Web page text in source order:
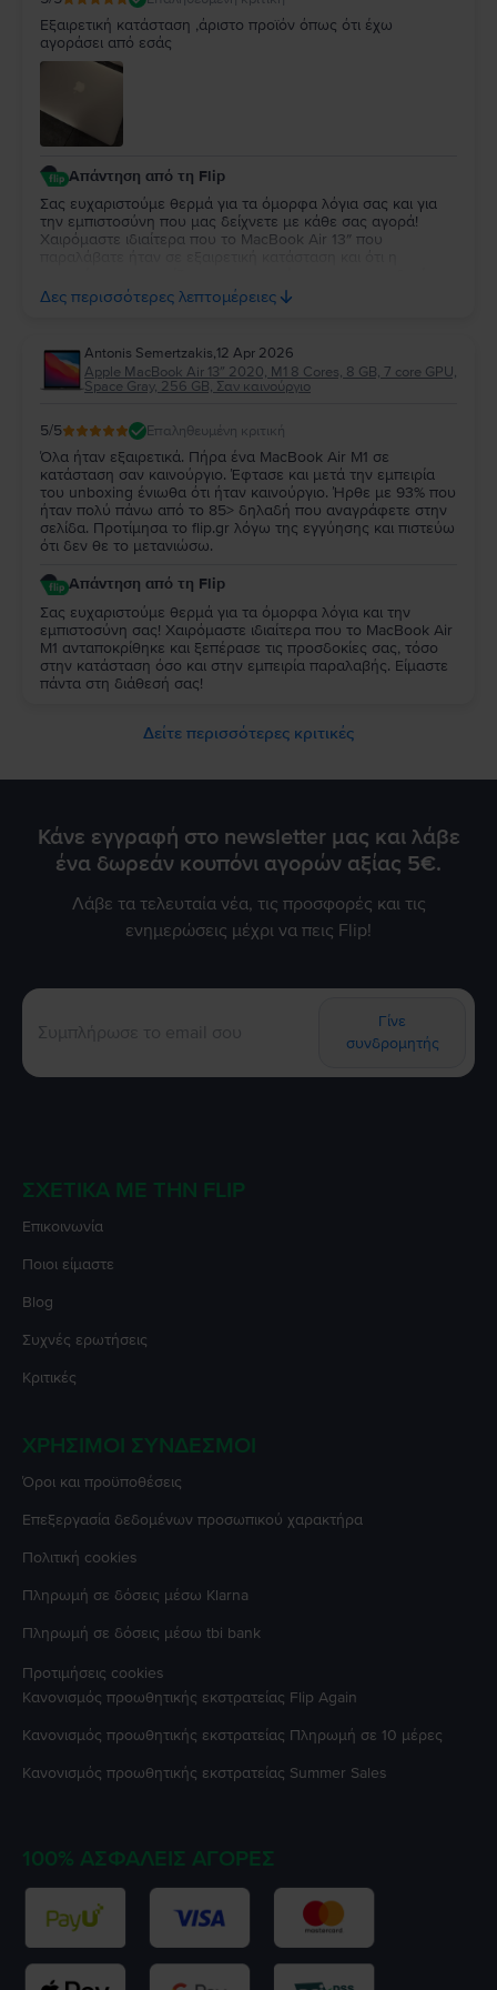
Εξαιρετική κατάσταση ,άριστο προϊόν όπως ότι έχω
αγοράσει από εσάς
Απάντηση από τη Flip
Σας ευχαριστούμε θερμά για τα όμορφα λόγια σας και για
την εμπιστοσύνη που μας δείχνετε με κάθε σας αγορά!
Χαιρόμαστε ιδιαίτερα που το MacBook Air 13″ που
σας. Η διαχρονική σας προτίμηση είναι η μεγαλύτερη
επιβράβευση για την ομάδα μας. Θα χαρούμε να σας
Δες περισσότερες λεπτομέρειες
Antonis Semertzakis,12 Apr 2026
Apple MacBook Air 13″ 2020, M1 8 Cores, 8 GB, 7 core GPU,
Space Gray, 256 GB, Σαν καινούργιο
5/5 Επαληθευμένη κριτική
Όλα ήταν εξαιρετικά. Πήρα ένα MacBook Air M1 σε
κατάσταση σαν καινούργιο. Έφτασε και μετά την εμπειρία
του unboxing ένιωθα ότι ήταν καινούργιο. Ήρθε με 93% που
ήταν πολύ πάνω από το 85> δηλαδή που αναγράφετε στην
σελίδα. Προτίμησα το flip.gr λόγω της εγγύησης και πιστεύω
ότι δεν θε το μετανιώσω.
Απάντηση από τη Flip
Σας ευχαριστούμε θερμά για τα όμορφα λόγια και την
εμπιστοσύνη σας! Χαιρόμαστε ιδιαίτερα που το MacBook Air
M1 ανταποκρίθηκε και ξεπέρασε τις προσδοκίες σας, τόσο
στην κατάσταση όσο και στην εμπειρία παραλαβής. Είμαστε
πάντα στη διάθεσή σας!
Δείτε περισσότερες κριτικές
Κάνε εγγραφή στο newsletter μας και λάβε
ένα δωρεάν κουπόνι αγορών αξίας 5€.
Λάβε τα τελευταία νέα, τις προσφορές και τις
ενημερώσεις μέχρι να πεις Flip!
Γίνε
συνδρομητής
ΣΧΕΤΙΚΆ ΜΕ ΤΗΝ FLIP
Επικοινωνία
Ποιοι είμαστε
Blog
Συχνές ερωτήσεις
Κριτικές
ΧΡΉΣΙΜΟΙ ΣΎΝΔΕΣΜΟΙ
Όροι και προϋποθέσεις
Επεξεργασία δεδομένων προσωπικού χαρακτήρα
Πολιτική cookies
Πληρωμή σε δόσεις μέσω Klarna
Πληρωμή σε δόσεις μέσω tbi bank
Προτιμήσεις cookies
Κανονισμός προωθητικής εκστρατείας Flip Again
Κανονισμός προωθητικής εκστρατείας Πληρωμή σε 10 μέρες
Κανονισμός προωθητικής εκστρατείας Summer Sales
100% ΑΣΦΑΛΕΊΣ ΑΓΟΡΈΣ